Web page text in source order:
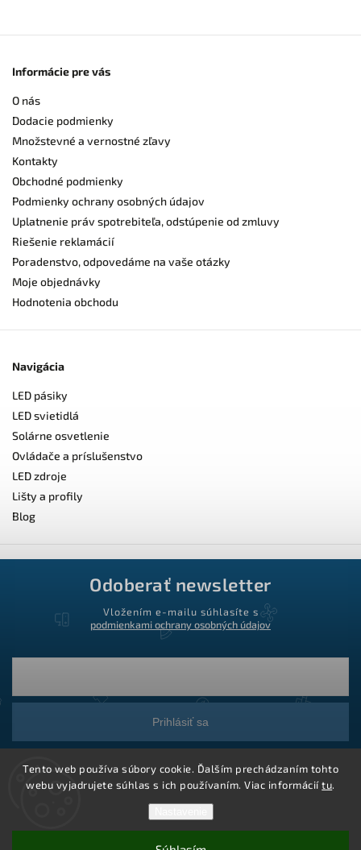
Tento web používa súbory cookie. Ďalším prechádzaním tohto
webu vyjadrujete súhlas s ich používaním. Viac informáciítu.
Informácie pre vás
O nás
Dodacie podmienky
Množstevné a vernostné zľavy
Kontakty
Obchodné podmienky
Podmienky ochrany osobných údajov
Uplatnenie práv spotrebiteľa, odstúpenie od zmluvy
Riešenie reklamácií
Poradenstvo, odpovedáme na vaše otázky
Moje objednávky
Hodnotenia obchodu
Navigácia
LED pásiky
LED svietidlá
Solárne osvetlenie
Ovládače a príslušenstvo
LED zdroje
Lišty a profily
Blog
Odoberať newsletter
Vložením e-mailu súhlasíte s
podmienkami ochrany osobných údajov
Prihlásiť sa